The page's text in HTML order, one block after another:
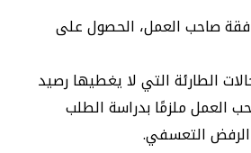
صاحب العمل، الحصول على
الطارئة التي لا يغطيها رصيد
العمل ملزمًا بدراسة الطلب
التعسفي.